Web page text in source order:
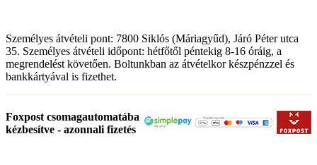
Személyes átvételi pont: 7800 Siklós (Máriagyűd), Járó Péter utca
35. Személyes átvételi időpont: hétfőtől péntekig 8-16 óráig, a
megrendelést követően. Boltunkban az átvételkor készpénzzel és
bankkártyával is fizethet.
Foxpost csomagautomatába
kézbesítve - azonnali fizetés